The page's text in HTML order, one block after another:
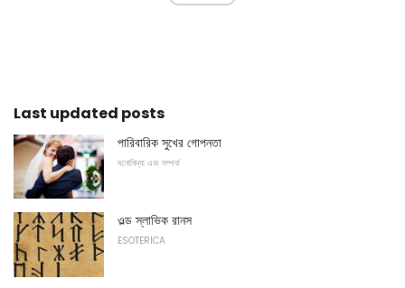
Last updated posts
পারিবারিক সুখের গোপনতা
মনোবিদ্যা এবং সম্পর্ক
ওল্ড স্লাভিক রানস
ESOTERICA